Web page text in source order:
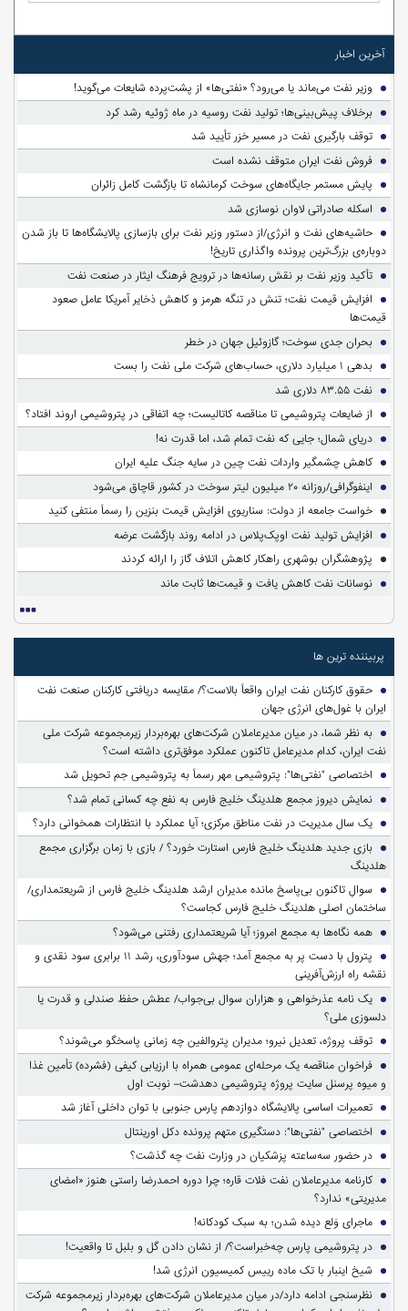
آخرین اخبار
وزیر نفت می‌ماند یا می‌رود؟ «نفتی‌ها» از پشت‌پرده شایعات می‌گوید!
برخلاف پیش‌بینی‌ها؛ تولید نفت روسیه در ماه ژوئیه رشد کرد
توقف بارگیری نفت در مسیر خزر تأیید شد
فروش نفت ایران متوقف نشده است
پایش مستمر جایگاه‌های سوخت کرمانشاه تا بازگشت کامل زائران
اسکله صادراتی لاوان نوسازی شد
حاشیه‌های نفت و انرژی/از دستور وزیر نفت برای بازسازی پالایشگاه‌ها تا باز شدن
دوباره‌ی بزرگ‌ترین پرونده واگذاری تاریخ!
تأکید وزیر نفت بر نقش رسانه‌ها در ترویج فرهنگ ایثار در صنعت نفت
افزایش قیمت نفت؛ تنش در تنگه هرمز و کاهش ذخایر آمریکا عامل صعود
قیمت‌ها
بحران جدی سوخت؛ گازوئیل جهان در خطر
بدهی ۱ میلیارد دلاری، حساب‌های شرکت ملی نفت را بست
نفت ۸۳.۵۵ دلاری شد
از ضایعات پتروشیمی تا مناقصه کاتالیست؛ چه اتفاقی در پتروشیمی اروند افتاد؟
دریای شمال؛ جایی که نفت تمام شد، اما قدرت نه!
کاهش چشمگیر واردات نفت چین در سایه جنگ علیه ایران
اینفوگرافی/روزانه ۲۰ میلیون لیتر سوخت در کشور قاچاق می‌شود
خواست جامعه از دولت: سناریوی افزایش قیمت بنزین را رسماً منتفی کنید
افزایش تولید نفت اوپک‌پلاس در ادامه روند بازگشت عرضه
پژوهشگران بوشهری راهکار کاهش اتلاف گاز را ارائه کردند
نوسانات نفت کاهش یافت و قیمت‌ها ثابت ماند
پربیننده ترین ها
حقوق کارکنان نفت ایران واقعاً بالاست؟/ مقایسه دریافتی کارکنان صنعت نفت
ایران با غول‌های انرژی جهان
به نظر شما، در میان مدیرعاملان شرکت‌های بهره‌بردار زیرمجموعه شرکت ملی
نفت ایران، کدام مدیرعامل تاکنون عملکرد موفق‌تری داشته است؟
اختصاصی "نفتی‌ها": پتروشیمی مهر رسماً به پتروشیمی جم تحویل شد
نمایش دیروز مجمع هلدینگ خلیج فارس به نفع چه کسانی تمام شد؟
یک سال مدیریت در نفت مناطق مرکزی؛ آیا عملکرد با انتظارات همخوانی دارد؟
بازی جدید هلدینگ خلیج فارس استارت خورد؟ / بازی با زمان برگزاری مجمع
هلدینگ
سوالِ تاکنون بی‌پاسخ مانده مدیران ارشد هلدینگ خلیج فارس از شریعتمداری/
ساختمان اصلی هلدینگ خلیج فارس کجاست؟
همه نگاه‌ها به مجمع امروز؛ آیا شریعتمداری رفتنی می‌شود؟
پترول با دست پر به مجمع آمد؛ جهش سودآوری، رشد ۱۱ برابری سود نقدی و
نقشه راه ارزش‌آفرینی
یک نامه عذرخواهی و هزاران سوال بی‌جواب/ عطش حفظ صندلی و قدرت یا
دلسوزی ملی؟
توقف پروژه، تعدیل نیرو؛ مدیران پتروالفین چه زمانی پاسخگو می‌شوند؟
فراخوان مناقصه یک مرحله‌ای عمومی همراه با ارزیابی کیفی (فشرده) تأمین غذا
و میوه پرسنل سایت پروژه پتروشیمی دهدشت– نوبت اول
تعمیرات اساسی پالایشگاه دوازدهم پارس جنوبی با توان داخلی آغاز شد
اختصاصی "نفتی‌ها": دستگیری متهم پرونده دکل اورینتال
در حضور سه‌ساعته پزشکیان در وزارت نفت چه گذشت؟
کارنامه مدیرعاملان نفت فلات قاره؛ چرا دوره احمدرضا راستی هنوز «امضای
مدیریتی» ندارد؟
ماجرای وَلع دیده شدن؛ به سبک کودکانه!
در پتروشیمی پارس چه‌خبراست؟/ از نشان دادن گل و بلبل تا واقعیت!
شیخ اینبار با تک ماده رییس کمیسیون انرژی شد!
نظرسنجی ادامه دارد/در میان مدیرعاملان شرکت‌های بهره‌بردار زیرمجموعه شرکت